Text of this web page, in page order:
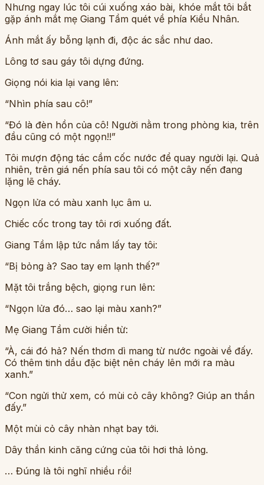
Nhưng ngay lúc tôi cúi xuống xáo bài, khóe mắt tôi bắt
gặp ánh mắt mẹ Giang Tầm quét về phía Kiều Nhân.
Ánh mắt ấy bỗng lạnh đi, độc ác sắc như dao.
Lông tơ sau gáy tôi dựng đứng.
Giọng nói kia lại vang lên:
“Nhìn phía sau cô!”
“Đó là đèn hồn của cô! Người nằm trong phòng kia, trên
đầu cũng có một ngọn!!”
Tôi mượn động tác cầm cốc nước để quay người lại. Quả
nhiên, trên giá nến phía sau tôi có một cây nến đang
lặng lẽ cháy.
Ngọn lửa có màu xanh lục âm u.
Chiếc cốc trong tay tôi rơi xuống đất.
Giang Tầm lập tức nắm lấy tay tôi:
“Bị bỏng à? Sao tay em lạnh thế?”
Mặt tôi trắng bệch, giọng run lên:
“Ngọn lửa đó… sao lại màu xanh?”
Mẹ Giang Tầm cười hiền từ:
“À, cái đó hả? Nến thơm dì mang từ nước ngoài về đấy.
Có thêm tinh dầu đặc biệt nên cháy lên mới ra màu
xanh.”
“Con ngửi thử xem, có mùi cỏ cây không? Giúp an thần
đấy.”
Một mùi cỏ cây nhàn nhạt bay tới.
Dây thần kinh căng cứng của tôi hơi thả lỏng.
… Đúng là tôi nghĩ nhiều rồi!